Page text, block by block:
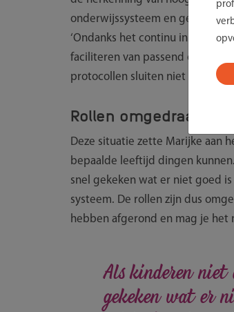
onderwijssysteem en gebrek
‘Ondanks het continu in
faciliteren van passend
protocollen sluiten niet aan bij
Rollen omgedraaid
Deze situatie zette Marijke aan
bepaalde leeftijd dingen
snel gekeken wat er niet goed
systeem. De rollen zijn dus
hebben afgerond en mag je het
Als kinderen
gekeken wat er